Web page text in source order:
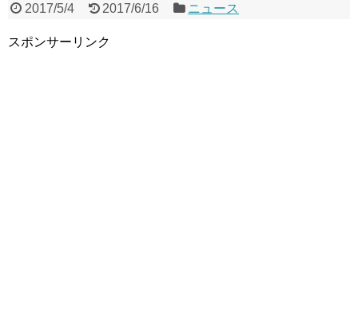
2017/5/4 2017/6/16 ニュース
スポンサーリンク